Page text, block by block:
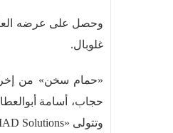
وحصل على عرضه
غلوبال.
«حمام سخن» من
حجاب، أسامة
وتتولى «MAD Solutions» مهام توزيع الفيلم في العالم العربي‎.